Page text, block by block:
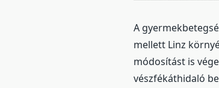
A
mellett Linz
módosítást is
vészfékáthidaló